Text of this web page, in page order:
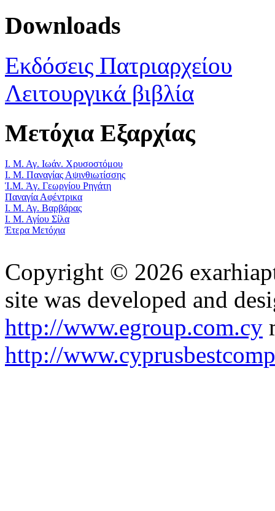
Downloads
Εκδόσεις Πατριαρχείου
Λειτουργικά βιβλία
Μετόχια Εξαρχίας
Ι. Μ. Αγ. Ιωάν. Χρυσοστόμου
Ι. Μ. Παναγίας Αψινθιωτίσσης
Ἱ.Μ. Ἁγ. Γεωργίου Ρηγάτη
Παναγία Αφέντρικα
Ι. Μ. Αγ. Βαρβάρας
Ι. Μ. Αγίου Σίλα
Έτερα Μετόχια
Copyright © 2026
site was developed and
http://www.egroup.com.cy
http://